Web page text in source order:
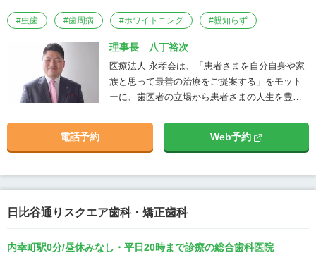
#虫歯 #歯周病 #ホワイトニング #親知らず
理事長 八丁裕次
医療法人 永孝会は、「患者さまを自分自身や家
族と思って最善の治療をご提案する」をモット
ーに、歯医者の立場から患者さまの人生を豊か
同でご提案します。 また、患者さまの身体に悪
い「銀歯（保険での歯科用金属）」の使用を、
体に配慮し、「患者さまを自分自身や家族と思
って最良の治療を提案する」法人・歯医者であ
り続けることをお約束します。
電話予約 Web予約
日比谷通りスクエア歯科・矯正歯科
内幸町駅0分/昼休みなし・平日20時まで診療の総合歯科医院